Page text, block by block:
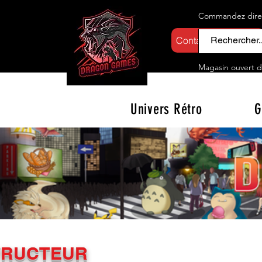
Contactez-nous
Commandez
Magasin ouvert d
Univers Rétro